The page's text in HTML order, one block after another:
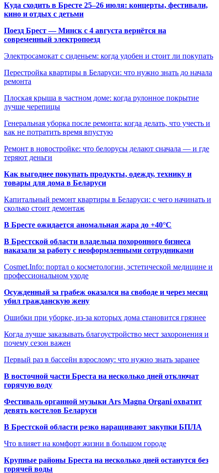
Куда сходить в Бресте 25–26 июля: концерты, фестивали,
кино и отдых с детьми
Поезд Брест — Минск с 4 августа вернётся на
современный электропоезд
Электросамокат с сиденьем: когда удобен и стоит ли покупать
Перестройка квартиры в Беларуси: что нужно знать до начала
ремонта
Плоская крыша в частном доме: когда рулонное покрытие
лучше черепицы
Генеральная уборка после ремонта: когда делать, что учесть и
как не потратить время впустую
Ремонт в новостройке: что белорусы делают сначала — и где
теряют деньги
Как выгоднее покупать продукты, одежду, технику и
товары для дома в Беларуси
Капитальный ремонт квартиры в Беларуси: с чего начинать и
сколько стоит демонтаж
В Бресте ожидается аномальная жара до +40°C
В Брестской области владельца похоронного бизнеса
наказали за работу с неоформленными сотрудниками
Cosmet.Info: портал о косметологии, эстетической медицине и
профессиональном уходе
Осужденный за грабеж оказался на свободе и через месяц
убил гражданскую жену
Ошибки при уборке, из-за которых дома становится грязнее
Когда лучше заказывать благоустройство мест захоронения и
почему сезон важен
Первый раз в бассейн взрослому: что нужно знать заранее
В восточной части Бреста на несколько дней отключат
горячую воду
Фестиваль органной музыки Ars Magna Organi охватит
девять костелов Беларуси
В Брестской области резко наращивают закупки БПЛА
Что влияет на комфорт жизни в большом городе
Крупные районы Бреста на несколько дней останутся без
горячей воды